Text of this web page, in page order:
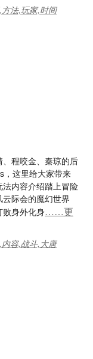
法,玩家,时间
程咬金、秦琼的后
，这里给大家带来
内容介绍踏上冒险
际会的魔幻世界
败身外化身……更
容,战斗,大唐